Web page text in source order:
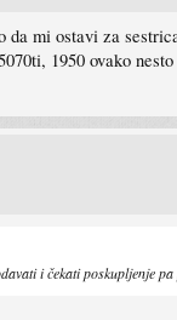
mi ostavi za
1950 ovako
i čekati poskupljenje